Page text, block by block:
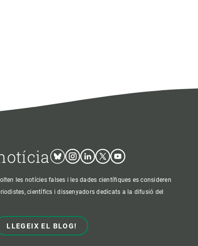
BlueskyInstagram
LinkedinTwitterYoutube
les notícies falses i les dades científiques es consideren
científics i dissenyadors dedicats a la difusió del
LLEGEIX EL BLOG!